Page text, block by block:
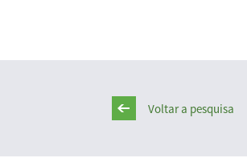
Voltar a pesquisa